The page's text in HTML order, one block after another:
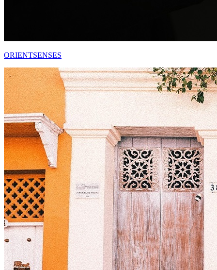
ORIENTSENSES